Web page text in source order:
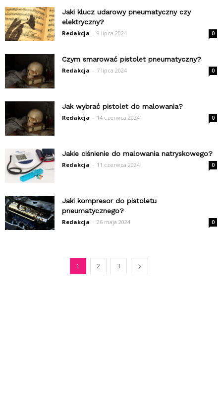
Jaki klucz udarowy pneumatyczny czy
elektryczny?
Redakcja - 9 lipca 2024 0
Czym smarować pistolet pneumatyczny?
Redakcja - 7 lipca 2024 0
Jak wybrać pistolet do malowania?
Redakcja - 14 czerwca 2024 0
Jakie ciśnienie do malowania natryskowego?
Redakcja - 11 czerwca 2024 0
Jaki kompresor do pistoletu
pneumatycznego?
Redakcja - 26 maja 2024 0
1 2 3